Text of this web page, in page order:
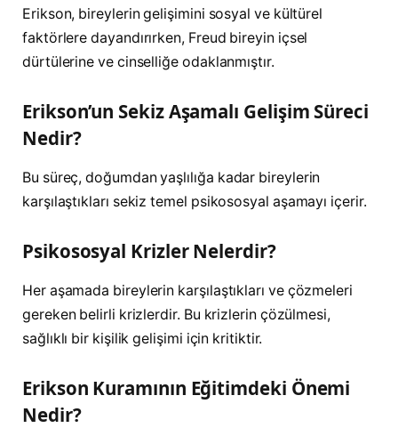
Erikson, bireylerin gelişimini sosyal ve kültürel
faktörlere dayandırırken, Freud bireyin içsel
dürtülerine ve cinselliğe odaklanmıştır.
Erikson’un Sekiz Aşamalı Gelişim Süreci
Nedir?
Bu süreç, doğumdan yaşlılığa kadar bireylerin
karşılaştıkları sekiz temel psikososyal aşamayı içerir.
Psikososyal Krizler Nelerdir?
Her aşamada bireylerin karşılaştıkları ve çözmeleri
gereken belirli krizlerdir. Bu krizlerin çözülmesi,
sağlıklı bir kişilik gelişimi için kritiktir.
Erikson Kuramının Eğitimdeki Önemi
Nedir?